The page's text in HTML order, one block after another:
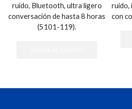
ruido, Bluetooth, ultra ligero
conversación de hasta 8 horas
(5101-119).
ruido,
con